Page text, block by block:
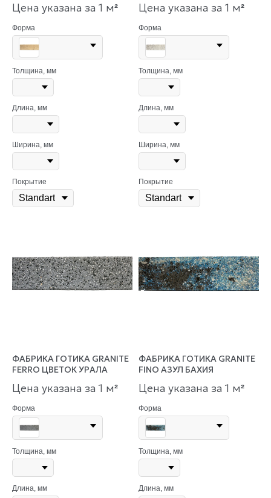
Цена указана за 1 м²
Форма
Толщина, мм
Длина, мм
Ширина, мм
Покрытие
Цена указана за 1 м²
Форма
Толщина, мм
Длина, мм
Ширина, мм
Покрытие
ФАБРИКА ГОТИКА GRANITE
FERRO ЦВЕТОК УРАЛА
Цена указана за 1 м²
Форма
Толщина, мм
Длина, мм
ФАБРИКА ГОТИКА GRANITE
FINO АЗУЛ БАХИЯ
Цена указана за 1 м²
Форма
Толщина, мм
Длина, мм